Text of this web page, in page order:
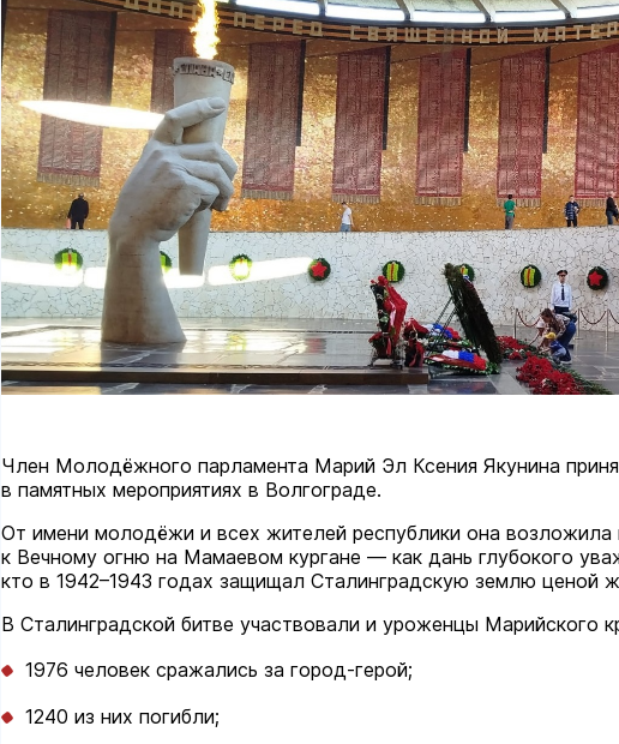
Член Молодёжного парламента Марий Эл Ксения Якунина
в памятных мероприятиях в Волгограде.
От имени молодёжи и всех жителей республики она возложила
к Вечному огню на Мамаевом кургане — как дань глубокого
кто в 1942–1943 годах защищал Сталинградскую землю ценой
В Сталинградской битве участвовали и уроженцы Марийского
1976 человек сражались за город-герой;
1240 из них погибли;